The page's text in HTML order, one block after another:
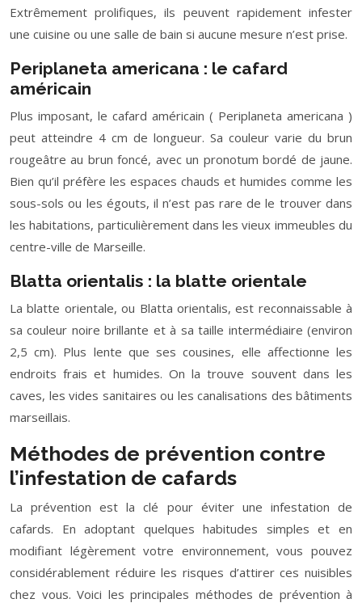
Extrêmement prolifiques, ils peuvent rapidement infester
une cuisine ou une salle de bain si aucune mesure n’est prise.
Periplaneta americana : le cafard
américain
Plus imposant, le cafard américain ( Periplaneta americana )
peut atteindre 4 cm de longueur. Sa couleur varie du brun
rougeâtre au brun foncé, avec un pronotum bordé de jaune.
Bien qu’il préfère les espaces chauds et humides comme les
sous-sols ou les égouts, il n’est pas rare de le trouver dans
les habitations, particulièrement dans les vieux immeubles du
centre-ville de Marseille.
Blatta orientalis : la blatte orientale
La blatte orientale, ou Blatta orientalis, est reconnaissable à
sa couleur noire brillante et à sa taille intermédiaire (environ
2,5 cm). Plus lente que ses cousines, elle affectionne les
endroits frais et humides. On la trouve souvent dans les
caves, les vides sanitaires ou les canalisations des bâtiments
marseillais.
Méthodes de prévention contre
l’infestation de cafards
La prévention est la clé pour éviter une infestation de
cafards. En adoptant quelques habitudes simples et en
modifiant légèrement votre environnement, vous pouvez
considérablement réduire les risques d’attirer ces nuisibles
chez vous. Voici les principales méthodes de prévention à